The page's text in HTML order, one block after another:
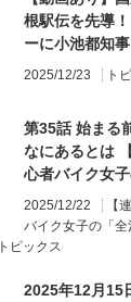
根駅伝を先導
ーに小池都知
登場
2025/12/23 ト
第35話 始まる
なにあるとは
心者バイク女
から始める起
2025/12/22
【
バイク女子の「
トピックス
2025年12月15